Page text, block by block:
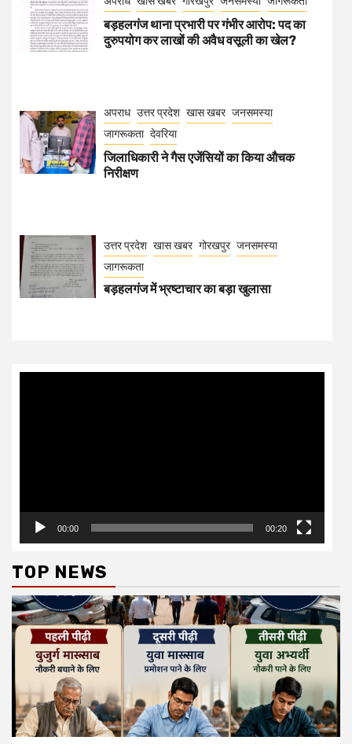
बड़हलगंज थाना प्रभारी पर गंभीर आरोप: पद का
दुरुपयोग कर लाखों की अवैध वसूली का खेल?
अपराध उत्तर प्रदेश खास खबर जनसमस्या
जागरूकता देवरिया
जिलाधिकारी ने गैस एजेंसियों का किया औचक
निरीक्षण
उत्तर प्रदेश खास खबर गोरखपुर जनसमस्या
जागरूकता
बड़हलगंज में भ्रष्टाचार का बड़ा खुलासा
00:00 00:20
TOP NEWS